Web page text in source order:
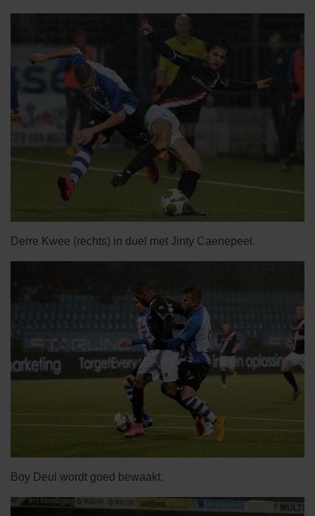
Derre Kwee (rechts) in duel met Jinty Caenepeel.
Boy Deul wordt goed bewaakt.